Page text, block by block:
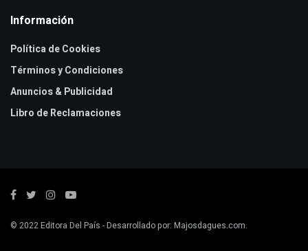
Información
Política de Cookies
Términos y Condiciones
Anuncios & Publicidad
Libro de Reclamaciones
© 2022Editora Del País - Desarrollado por: Majosdagues.com.